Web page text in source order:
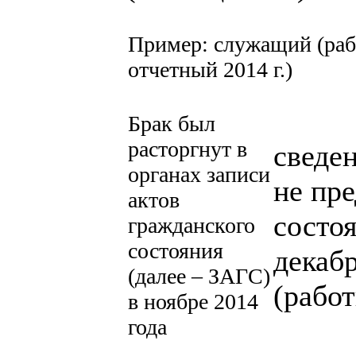
Пример: служащий
отчетный 2014 г.)
Брак был
расторгнут в
органах записи
актов
гражданского
состояния
(далее – ЗАГС)
в ноябре 2014
года
не